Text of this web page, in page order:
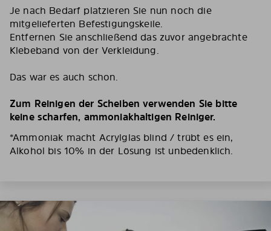
Je nach Bedarf platzieren Sie nun noch die
mitgelieferten Befestigungskeile.
Entfernen Sie anschließend das zuvor angebrachte
Klebeband von der Verkleidung.
Das war es auch schon.
Zum Reinigen der Scheiben verwenden Sie bitte
keine scharfen, ammoniakhaltigen Reiniger.
*Ammoniak macht Acrylglas blind / trübt es ein,
Alkohol bis 10% in der Lösung ist unbedenklich.